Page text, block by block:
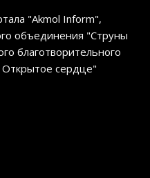
"Akmol Inform",
объединения "Струны
благотворительного
сердце"